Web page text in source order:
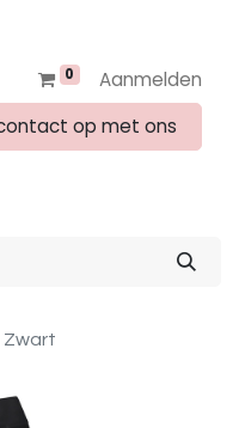
0
Aanmelden
op met ons
Zwart